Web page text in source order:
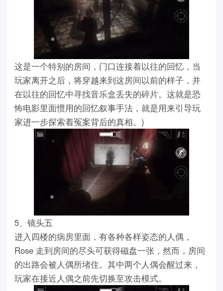
这是一个特别的房间，门口连接着以往的回忆，当
玩家离开之后，将穿越来到这房间以前的样子，并
在以往的回忆中寻找音乐盒丢失的碎片。这就是恐
怖电影里面惯用的回忆叙事手法，就是用来引导玩
家进一步探索着冤案背后的真相。)
5、镜头五
进入四楼的病房里面，有各种各样姿态的人偶，
Rose 走到房间的尽头可获得磁盘一张，然而，房间
的出路会被人偶所堵住。其中两个人偶会醒过来，
玩家在接近人偶之前先切换至攻击模式。